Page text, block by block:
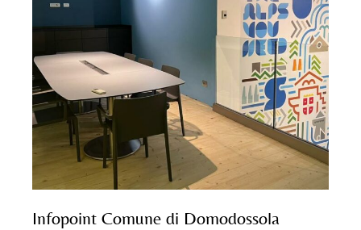
Infopoint Comune di Domodossola